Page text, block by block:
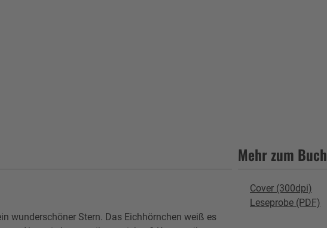
wunderschöner Stern. Das Eichhörnchen weiß es
Mehr zum Buch
Cover (300dpi)
Leseprobe (PDF)